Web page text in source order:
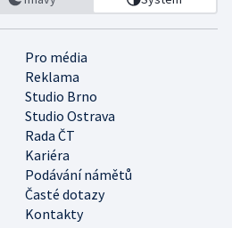
Pro média
Reklama
Studio Brno
Studio Ostrava
Rada ČT
Kariéra
Podávání námětů
Časté dotazy
Kontakty